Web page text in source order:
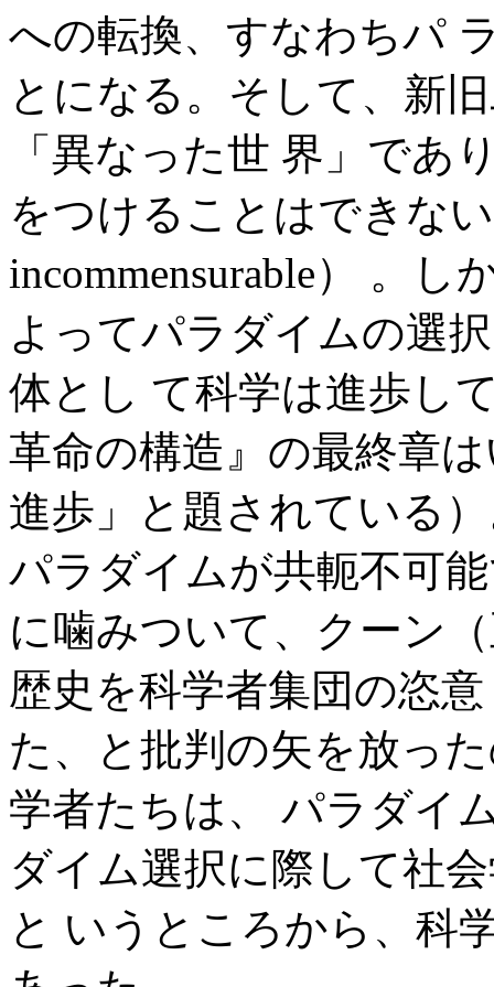
への転換、すなわちパ
とになる。そして、新
「異なった世 界」であ
をつけることはできな
incommensurable） 。
よってパラダイムの選
体とし て科学は進歩し
革命の構造』の最終章
進歩」と題されている
パラダイムが共軛不可
に噛みついて、クーン
歴史を科学者集団の恣
た、と批判の矢を放っ
学者たちは、 パラダイ
ダイム選択に際して社
と いうところから、科